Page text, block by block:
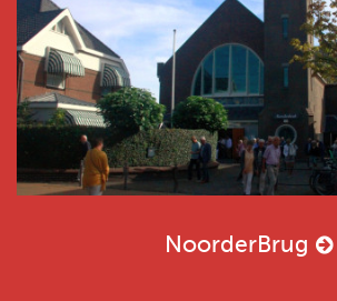
NoorderBrug